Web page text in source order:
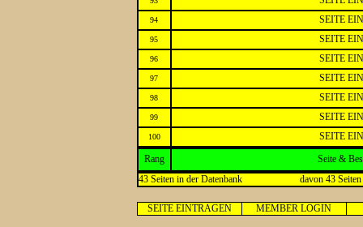
94 SEITE
95 SEITE
96 SEITE
97 SEITE
98 SEITE
99 SEITE
100
SEITE
Rang
Seite &
43 Seiten in der Datenbank
davon 43
SEITE EINTRAGEN MEMBER LOGIN